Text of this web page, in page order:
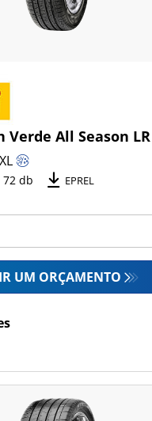
Verde All Season LR
XL
72 db EPREL
UM ORÇAMENTO